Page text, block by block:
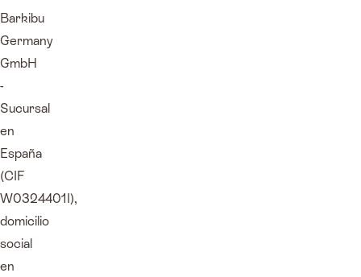
Barkibu
Germany
GmbH
-
Sucursal
en
España
(CIF
W0324401I),
domicilio
social
en